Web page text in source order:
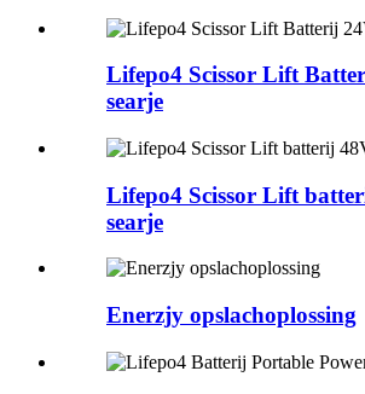
Lifepo4 Scissor Lift
searje
Lifepo4 Scissor Lift
searje
Enerzjy opslachoplossing